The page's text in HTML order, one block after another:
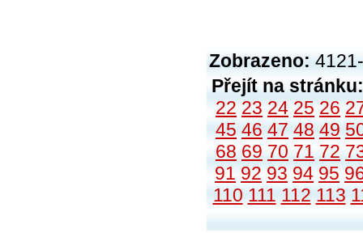
Zobrazeno:
Přejít na stránku:
22 23 24 25 26
45 46 47 48 49
68 69 70 71 72
91 92 93 94 95
110 111 112 113